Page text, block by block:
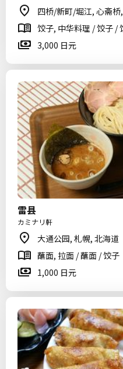
四桥/新町/堀江, 心斋桥
饺子, 中华料理 / 饺子 /
3,000 日元
雷县
カミナリ軒
大通公园, 札幌, 北海道
蘸面, 拉面 / 蘸面 / 饺子
1,000 日元